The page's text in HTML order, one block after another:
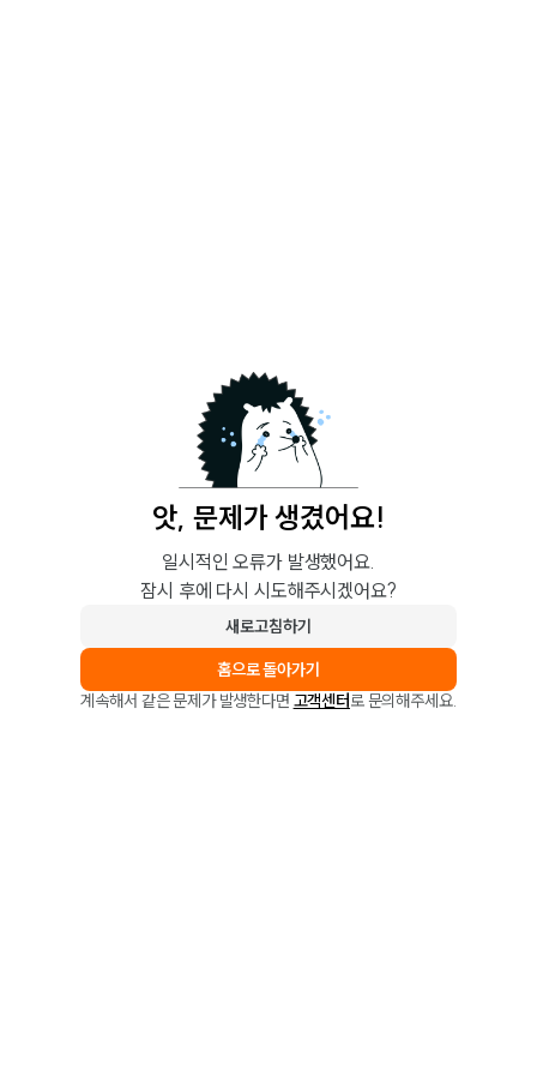
앗, 문제가 생겼어요!
일시적인 오류가 발생했어요.
잠시 후에 다시 시도해주시겠어요?
새로고침하기
홈으로 돌아가기
계속해서 같은 문제가 발생한다면 고객센터로 문의해주세요.